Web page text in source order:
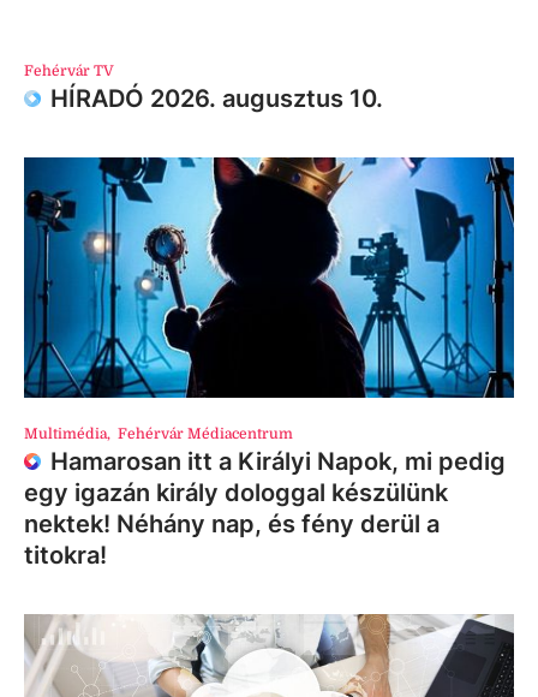
Fehérvár TV
HÍRADÓ 2026. augusztus 10.
Multimédia, Fehérvár Médiacentrum
Hamarosan itt a Királyi Napok, mi pedig
egy igazán király dologgal készülünk
nektek! Néhány nap, és fény derül a
titokra!